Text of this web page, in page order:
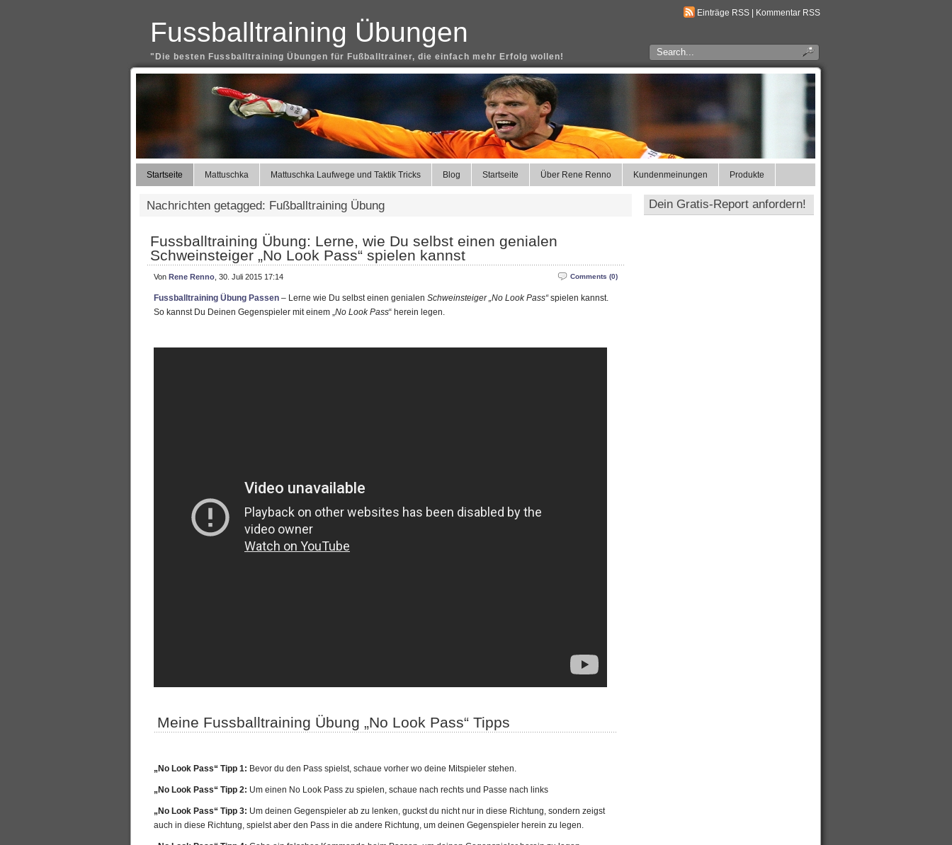
Einträge RSS Kommentar RSS
Fussballtraining Übungen
"Die besten Fussballtraining Übungen für Fußballtrainer, die einfach mehr Erfolg wollen!
Startseite Mattuschka Mattuschka Laufwege und Taktik Tricks Blog Startseite Über Rene Renno Kundenmeinungen Produkte
Nachrichten getagged: Fußballtraining Übung
Fussballtraining Übung: Lerne, wie Du selbst einen genialen
Schweinsteiger „No Look Pass“ spielen kannst
Comments (0)
Von Rene Renno , 30. Juli 2015 17:14
Fussballtraining Übung Passen – Lerne wie Du selbst einen genialen Schweinsteiger „No Look Pass“spielen kannst.
So kannst Du Deinen Gegenspieler mit einem „No Look Pass“ herein legen.
Meine Fussballtraining Übung „No Look Pass“ Tipps
„No Look Pass“ Tipp 1: Bevor du den Pass spielst, schaue vorher wo deine Mitspieler stehen.
„No Look Pass“ Tipp 2: Um einen No Look Pass zu spielen, schaue nach rechts und Passe nach links
„No Look Pass“ Tipp 3: Um deinen Gegenspieler ab zu lenken, guckst du nicht nur in diese Richtung, sondern zeigst
auch in diese Richtung, spielst aber den Pass in die andere Richtung, um deinen Gegenspieler herein zu legen.
Dein Gratis-Report anfordern!